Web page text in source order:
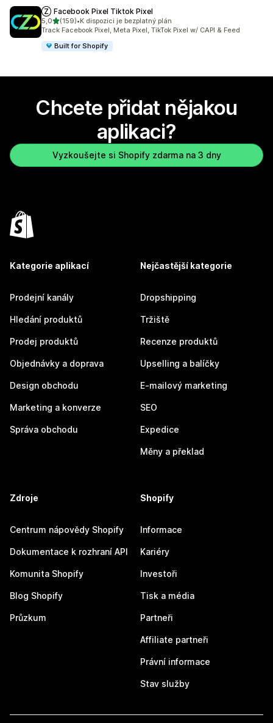
Ⓩ Facebook Pixel Tiktok Pixel
5,0z 5 hvězd
(159)
Celkový počet recenzí: 159
•K dispozici je bezplatný plán
Track Facebook Pixel, Meta Pixel, TikTok Pixel w/ CAPI & Feed
Built for Shopify
Chcete přidat nějakou
aplikaci?
Vyzkoušejte si Shopify zdarma na 3 dny
Kategorie aplikací
Prodejní kanály
Hledání produktů
Prodej produktů
Objednávky a doprava
Design obchodu
Marketing a konverze
Správa obchodu
Nejčastější kategorie
Dropshipping
Tržiště
Recenze produktů
Upselling a balíčky
E-mailový marketing
SEO
Expedice
Měny a překlad
Zdroje
Centrum nápovědy Shopify
Dokumentace k rozhraní API
Komunita Shopify
Blog Shopify
Průzkum
Shopify
Informace
Kariéry
Investoři
Tisk a média
Partneři
Affiliate partneři
Právní informace
Stav služby